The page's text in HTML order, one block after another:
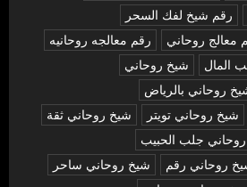
رقم شيخ لفك السحر
معالج روحاني
رقم معالجه روحانيه
المال
شيخ روحاني
روحاني بالرياض
شيخ روحاني تويتر
شيخ روحاني ثقة
جلب الحبيب
روحاني رقم
شيخ روحاني ساحر